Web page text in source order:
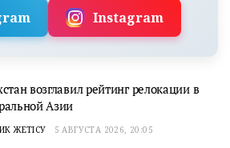
Instagram
возглавил рейтинг релокации в
Азии
ЖЕТІСУ 5 АВГУСТА 2026, 20:05